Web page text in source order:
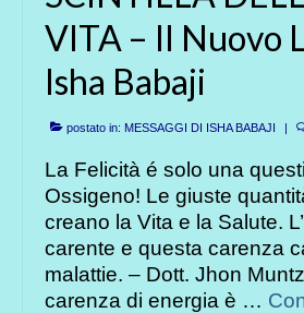
VITA – Il Nuovo
Isha Babaji
postato in: MESSAGGI DI ISHA BABAJI |
La Felicità é solo una
Ossigeno! Le giuste
creano la Vita e la Salute.
carente e questa carenza
malattie. – Dott. Jhon
carenza di energia è …